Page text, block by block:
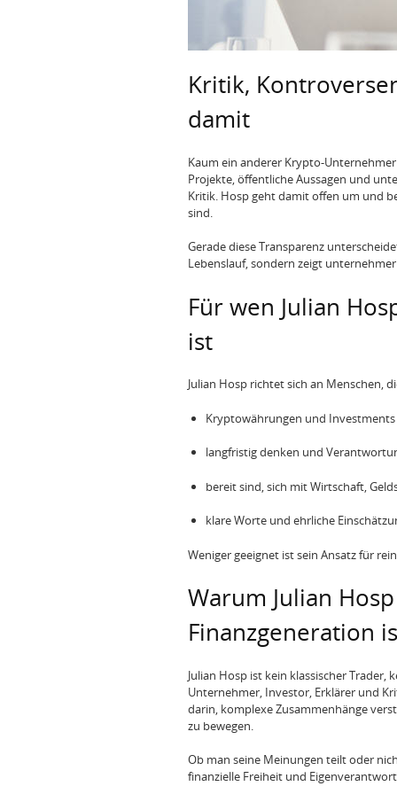
Kritik,
damit
Kaum ein anderer Krypto-
Projekte, öffentliche Aussagen und
Kritik. Hosp geht damit offen um und
sind.
Gerade diese Transparenz
Lebenslauf, sondern zeigt
Für wen Julian
ist
Julian Hosp richtet sich an Menschen,
Kryptowährungen und Investments
langfristig denken und
bereit sind, sich mit Wirtschaft,
klare Worte und ehrliche
Weniger geeignet ist sein Ansatz für
Warum Julian
Finanzgeneration
Julian Hosp ist kein klassischer
Unternehmer, Investor, Erklärer und
darin, komplexe Zusammenhänge
zu bewegen.
Ob man seine Meinungen teilt oder
finanzielle Freiheit und